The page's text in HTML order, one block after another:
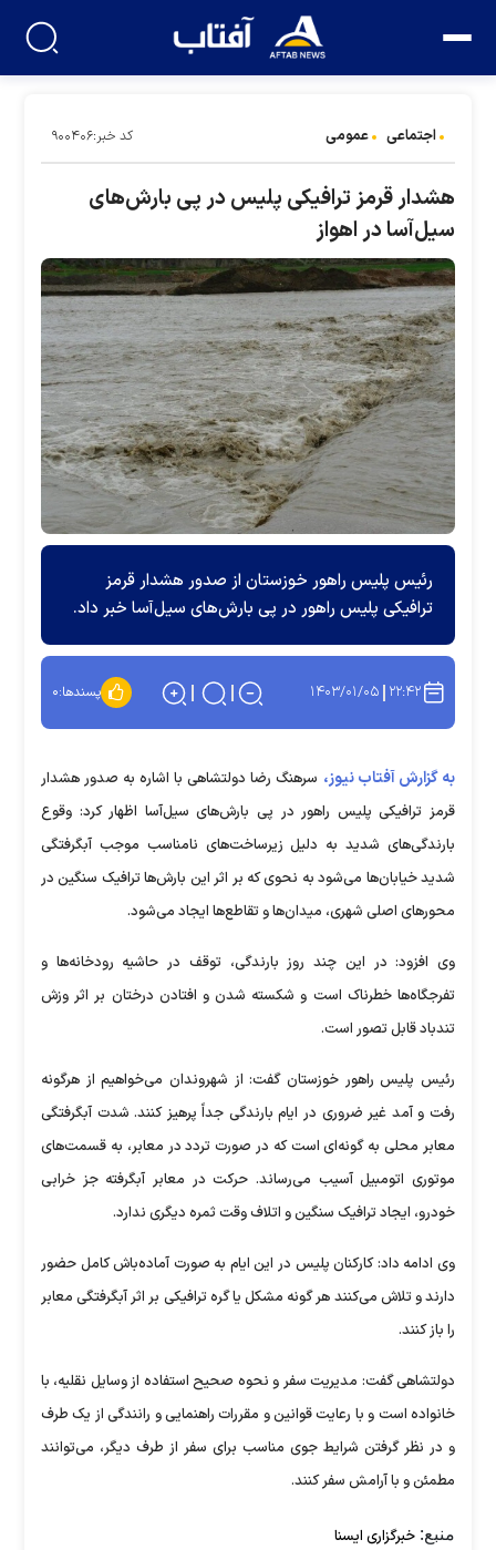
اجتماعی عمومی کد خبر:۹۰۰۴۰۶
هشدار قرمز ترافیکی پلیس در پی بارش‌های
سیل‌آسا در اهواز
رئیس پلیس راهور خوزستان از صدور هشدار قرمز
ترافیکی پلیس راهور در پی بارش‌های سیل‌آسا خبر داد.
۲۲:۴۲ ۱۴۰۳/۰۱/۰۵ پسندها:۰
به گزارش آفتاب نیوز، سرهنگ رضا دولتشاهی با اشاره به صدور هشدار
قرمز ترافیکی پلیس راهور در پی بارش‌های سیل‌آسا اظهار کرد: وقوع
بارندگی‌های شدید به دلیل زیرساخت‌های نامناسب موجب آبگرفتگی
شدید خیابان‌ها می‌شود به نحوی که بر اثر این بارش‌ها ترافیک سنگین در
محورهای اصلی شهری، میدان‌ها و تقاطع‌ها ایجاد می‌شود.
وی افزود: در این چند روز بارندگی، توقف در حاشیه رودخانه‌ها و
تفرجگاه‌ها خطرناک است و شکسته شدن و افتادن درختان بر اثر وزش
تندباد قابل تصور است.
رئیس پلیس راهور خوزستان گفت: از شهروندان می‌خواهیم از هرگونه
رفت و آمد غیر ضروری در ایام بارندگی جداً پرهیز کنند. شدت آبگرفتگی
معابر محلی به گونه‌ای است که در صورت تردد در معابر، به قسمت‌های
موتوری اتومبیل آسیب می‌رساند. حرکت در معابر آبگرفته جز خرابی
خودرو، ایجاد ترافیک سنگین و اتلاف وقت ثمره دیگری ندارد.
وی ادامه داد: کارکنان پلیس در این ایام به صورت آماده‌باش کامل حضور
دارند و تلاش می‌کنند هر گونه مشکل یا گره ترافیکی بر اثر آبگرفتگی معابر
را باز کنند.
دولتشاهی گفت: مدیریت سفر و نحوه صحیح استفاده از وسایل نقلیه، با
خانواده است و با رعایت قوانین و مقررات راهنمایی و رانندگی از یک طرف
و در نظر گرفتن شرایط جوی مناسب برای سفر از طرف دیگر، می‌توانند
مطمئن و با آرامش سفر کنند.
منبع: خبرگزاری ایسنا